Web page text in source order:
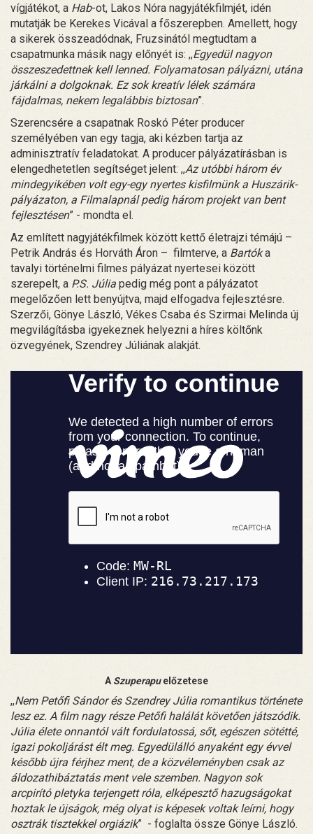
vígjátékot, a Hab-ot, Lakos Nóra nagyjátékfilmjét, idén
mutatják be Kerekes Vicával a főszerepben. Amellett, hogy
a sikerek összeadódnak, Fruzsinától megtudtam a
csapatmunka másik nagy előnyét is: ,,Egyedül nagyon
összeszedettnek kell lenned. Folyamatosan pályázni, utána
járkálni a dolgoknak. Ez sok kreatív lélek számára
fájdalmas, nekem legalábbis biztosan”.
Szerencsére a csapatnak Roskó Péter producer
személyében van egy tagja, aki kézben tartja az
adminisztratív feladatokat. A producer pályázatírásban is
elengedhetetlen segítséget jelent: ,,Az utóbbi három év
mindegyikében volt egy-egy nyertes kisfilmünk a Huszárik-
pályázaton, a Filmalapnál pedig három projekt van bent
fejlesztésen” - mondta el.
Az említett nagyjátékfilmek között kettő életrajzi témájú –
Petrik András és Horváth Áron – filmterve, a Bartóka
tavalyi történelmi filmes pályázat nyertesei között
szerepelt, a P.S. Júlia pedig még pont a pályázatot
megelőzően lett benyújtva, majd elfogadva fejlesztésre.
Szerzői, Gönye László, Vékes Csaba és Szirmai Melinda új
megvilágításba igyekeznek helyezni a híres költőnk
özvegyének, Szendrey Júliának alakját.
A Szuperapuelőzetese
,,Nem Petőfi Sándor és Szendrey Júlia romantikus története
lesz ez. A film nagy része Petőfi halálát követően játszódik.
Júlia élete onnantól vált fordulatossá, sőt, egészen sötétté,
igazi pokoljárást élt meg. Egyedülálló anyaként egy évvel
később újra férjhez ment, de a közvéleményben csak az
áldozathibáztatás ment vele szemben. Nagyon sok
arcpirító pletyka terjengett róla, elképesztő hazugságokat
hoztak le újságok, még olyat is képesek voltak leírni, hogy
osztrák tisztekkel orgiázik” - foglalta össze Gönye László.